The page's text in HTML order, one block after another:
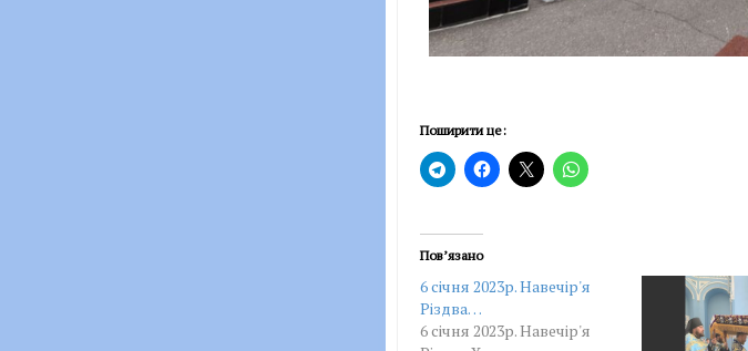
Поширити це:
Пов’язано
6 січня 2023р. Навечір'я
Різдва…
6 січня 2023р. Навечір'я